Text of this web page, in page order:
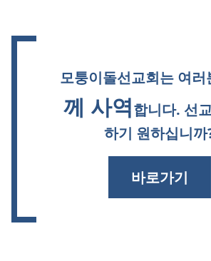
모퉁이돌선교회는 여러
께 사역합니다. 선
하기 원하십니까
바로가기